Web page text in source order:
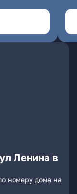
Ленина в
номеру дома на